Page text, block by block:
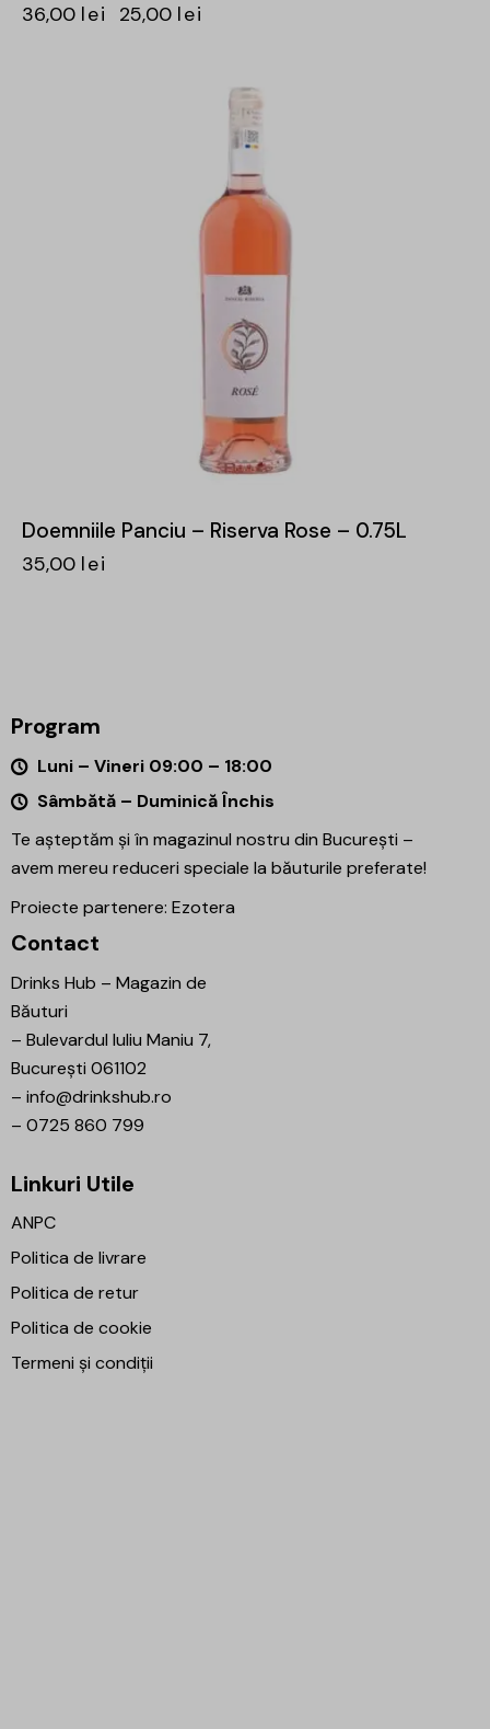
36,00 lei 25,00 lei
Doemniile Panciu – Riserva Rose – 0.75L
35,00 lei
Program
Luni – Vineri 09:00 – 18:00
Sâmbătă – Duminică Închis
Te așteptăm și în magazinul nostru din București –
avem mereu reduceri speciale la băuturile preferate!
Proiecte partenere: Ezotera
Contact
Drinks Hub – Magazin de
Băuturi
– Bulevardul Iuliu Maniu 7,
București 061102
– info@drinkshub.ro
– 0725 860 799
Linkuri Utile
ANPC
Politica de livrare
Politica de retur
Politica de cookie
Termeni și condiții